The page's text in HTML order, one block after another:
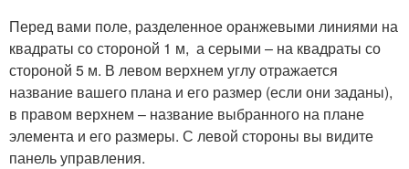
Перед вами поле, разделенное оранжевыми линиями на
квадраты со стороной 1 м, а серыми – на квадраты со
стороной 5 м. В левом верхнем углу отражается
название вашего плана и его размер (если они заданы),
в правом верхнем – название выбранного на плане
элемента и его размеры. С левой стороны вы видите
панель управления.